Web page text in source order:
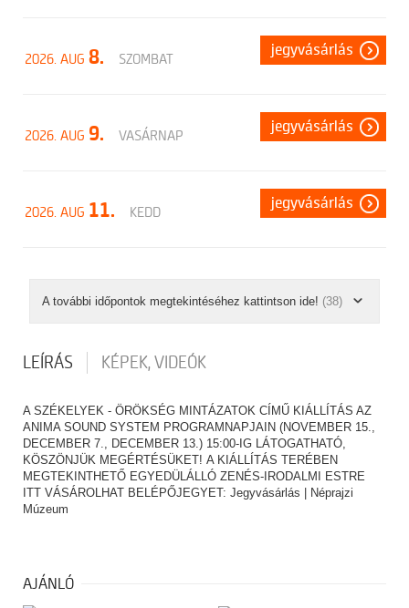
2026. AUG 8. SZOMBAT
jegyvásárlás
2026. AUG 9. VASÁRNAP
jegyvásárlás
2026. AUG 11. KEDD
jegyvásárlás
A további időpontok megtekintéséhez kattintson ide! (38)
LEÍRÁS KÉPEK, VIDEÓK
A SZÉKELYEK - ÖRÖKSÉG MINTÁZATOK CÍMŰ KIÁLLÍTÁS AZ
ANIMA SOUND SYSTEM PROGRAMNAPJAIN (NOVEMBER 15.,
DECEMBER 7., DECEMBER 13.) 15:00-IG LÁTOGATHATÓ,
KÖSZÖNJÜK MEGÉRTÉSÜKET! A KIÁLLÍTÁS TERÉBEN
MEGTEKINTHETŐ EGYEDÜLÁLLÓ ZENÉS-IRODALMI ESTRE
ITT VÁSÁROLHAT BELÉPŐJEGYET: Jegyvásárlás | Néprajzi
Múzeum
AJÁNLÓ